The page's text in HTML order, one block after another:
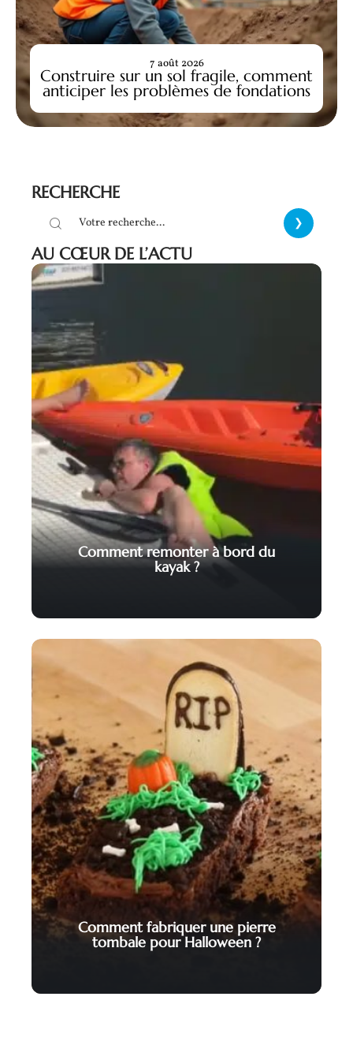
Construire sur un sol fragile, comment
anticiper les problèmes de fondations
7 août 2026
RECHERCHE
AU CŒUR DE L’ACTU
Comment remonter à bord du
kayak ?
Comment fabriquer une pierre
tombale pour Halloween ?